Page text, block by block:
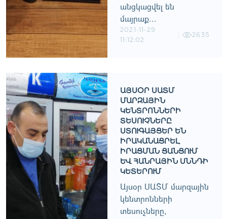
անցկացվել են
մայրաք...
2021-11-29
11:12:02
2635
ԱՅՍՕՐ ՍԱՏՄ
ՄԱՐԶԱՅԻՆ
ԿԵՆՏՐՈՆՆԵՐԻ
ՏԵՍՈՒՉՆԵՐԸ
ՍՏՈՒԳԱՅՑԵՐ ԵՆ
ԻՐԱԿԱՆԱՑՐԵԼ
ԻՐԱՑՄԱՆ ՑԱՆՑՈՒՄ
ԵՒ ՀԱՆՐԱՅԻՆ ՍՆՆԴԻ Կ
ԵՏԵՐՈՒՄ
Այսօր ՍԱՏՄ մարզային
կենտրոնների
տեսուչները,